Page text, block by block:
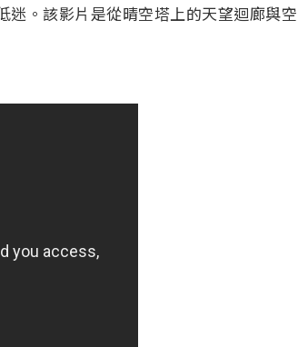
。該影片是從晴空塔上的天望迴廊與空